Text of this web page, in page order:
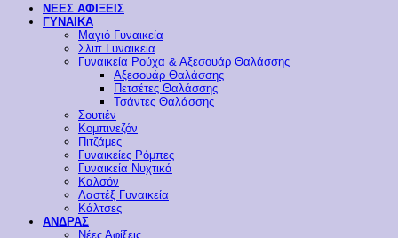
ΝΕΕΣ ΑΦΙΞΕΙΣ
ΓΥΝΑΙΚΑ
Μαγιό Γυναικεία
Σλιπ Γυναικεία
Γυναικεία Ρούχα & Αξεσουάρ Θαλάσσης
Αξεσουάρ Θαλάσσης
Πετσέτες Θαλάσσης
Τσάντες Θαλάσσης
Σουτιέν
Κομπινεζόν
Πιτζάμες
Γυναικείες Ρόμπες
Γυναικεία Νυχτικά
Καλσόν
Λαστέξ Γυναικεία
Κάλτσες
ΑΝΔΡΑΣ
Νέες Αφίξεις